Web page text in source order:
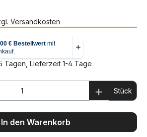
Versandkosten
Tagen, Lieferzeit 1-4 Tage
Gib den gewünschten
Stück
In den Warenkorb